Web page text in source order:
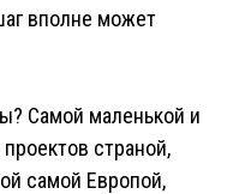
вполне может
Самой маленькой и
страной,
самой Европой,